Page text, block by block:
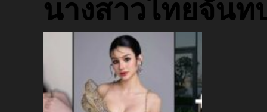
นางสาวไทยจันท